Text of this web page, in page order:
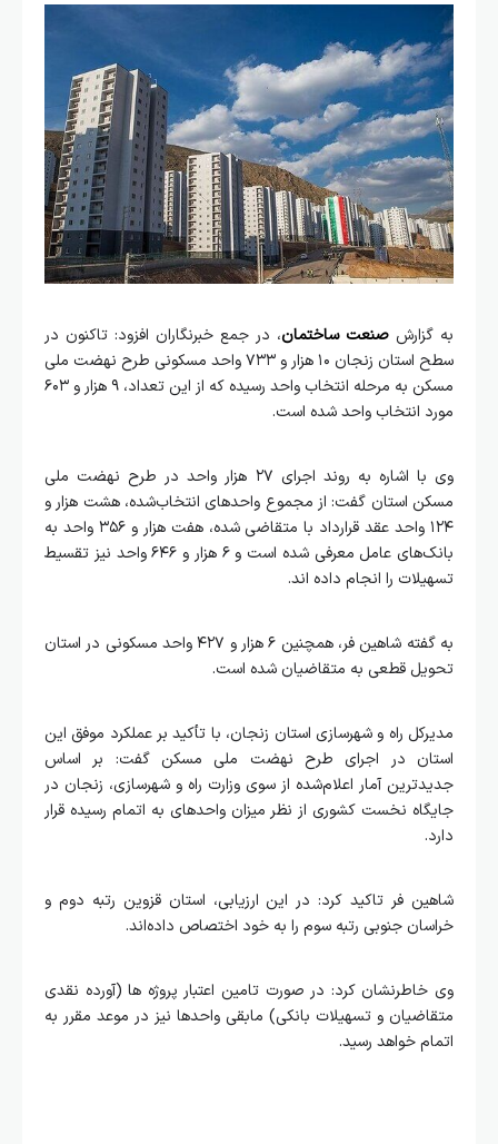
به گزارش صنعت ساختمان، در جمع خبرنگاران افزود: تاکنون در
سطح استان زنجان ۱۰ هزار و ۷۳۳ واحد مسکونی طرح نهضت ملی
مسکن به مرحله انتخاب واحد رسیده‌ که از این تعداد، ۹ هزار و ۶۰۳
مورد انتخاب واحد شده است.
وی با اشاره به روند اجرای ۲۷ هزار واحد در طرح نهضت ملی
مسکن استان گفت: از مجموع واحدهای انتخاب‌شده، هشت هزار و
۱۲۴ واحد عقد قرارداد با متقاضی شده، هفت هزار و ۳۵۶ واحد به
بانک‌های عامل معرفی شده است و ۶ هزار و ۶۴۶ واحد نیز تقسیط
تسهیلات را انجام داده اند.
به گفته شاهین فر، همچنین ۶ هزار و ۴۲۷ واحد مسکونی در استان
تحویل قطعی به متقاضیان شده‌ است.
مدیرکل راه و شهرسازی استان زنجان، با تأکید بر عملکرد موفق این
استان در اجرای طرح نهضت ملی مسکن گفت: بر اساس
جدیدترین آمار اعلام‌شده از سوی وزارت راه و شهرسازی، زنجان در
جایگاه نخست کشوری از نظر میزان واحدهای به‌ اتمام‌ رسیده قرار
دارد.
شاهین فر تاکید کرد: در این ارزیابی، استان قزوین رتبه دوم و
خراسان جنوبی رتبه سوم را به خود اختصاص داده‌اند.
وی خاطرنشان کرد: در صورت تامین اعتبار پروژه ها (آورده نقدی
متقاضیان و تسهیلات بانکی) مابقی واحدها نیز در موعد مقرر به
اتمام خواهد رسید.